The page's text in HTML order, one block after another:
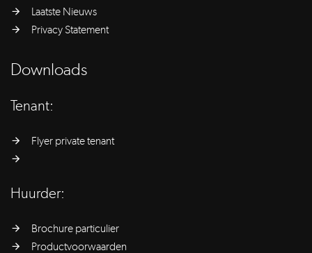
Laatste Nieuws
Privacy Statement
Downloads
Tenant:
Flyer private tenant
Huurder:
Brochure particulier
Productvoorwaarden